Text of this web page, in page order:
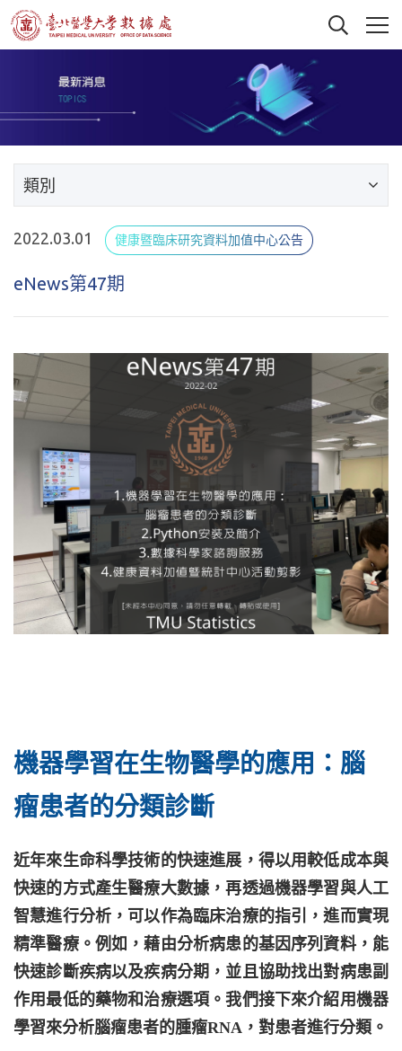
類別
2022.03.01 健康暨臨床研究資料加值中心公告
eNews第47期
機器學習在生物醫學的應用：腦
瘤患者的分類診斷
近年來生命科學技術的快速進展，得以用較低成本與
快速的方式產生醫療大數據，再透過機器學習與人工
智慧進行分析，可以作為臨床治療的指引，進而實現
精準醫療。例如，藉由分析病患的基因序列資料，能
快速診斷疾病以及疾病分期，並且協助找出對病患副
作用最低的藥物和治療選項。我們接下來介紹用機器
學習來分析腦瘤患者的腫瘤RNA，對患者進行分類。